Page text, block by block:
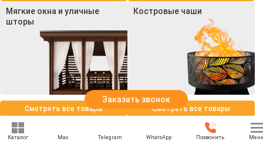
Мягкие окна и уличные
шторы
Смотреть все товары
Костровые чаши
Смотреть все товары
Заказать звонок
Каталог Max Telegram WhatsApp Позвонить